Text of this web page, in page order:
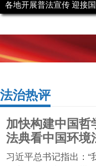
各地开展普法宣传 迎接
法治热评
加快构建中国哲
法典看中国环境
习近平总书记指出：